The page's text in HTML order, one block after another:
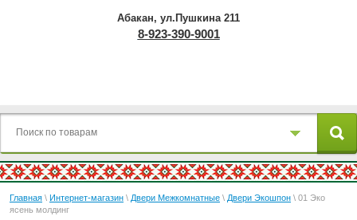
Абакан, ул.Пушкина 211
8-923-390-9001
Главная \ Интернет-магазин \ Двери Межкомнатные \ Двери Экошпон \ 01 Эко
ясень молдинг